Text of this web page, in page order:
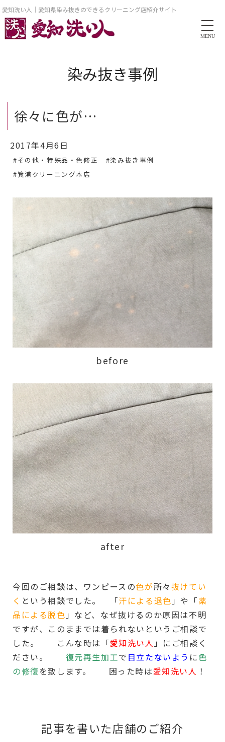
愛知洗い人｜愛知県染み抜きのできるクリーニング店紹介サイト
MENU
染み抜き事例
徐々に色が…
2017年4月6日
#その他・特殊品・色修正
#染み抜き事例
#箕浦クリーニング本店
before
after
今回のご相談は、ワンピースの色が所々抜けてい
く という相談でした。 「汗による退色 」や「薬
品による脱色 」など、なぜ抜けるのか原因は不明
ですが、このままでは着られないというご相談で
した。 こんな時は「愛知洗い人 」にご相談く
ださい。 復元再生加工で 目立たないよう に色
の修復を致します。 困った時は愛知洗い人 ！
記事を書いた店舗のご紹介